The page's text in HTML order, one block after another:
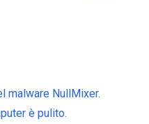
malware NullMixer.
è pulito.